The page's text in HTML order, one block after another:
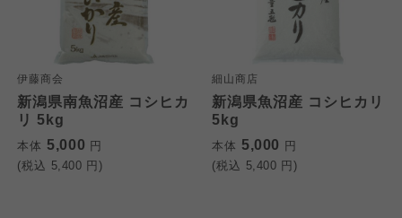
伊藤商会
新潟県南魚沼産 コシヒカ
リ 5kg
本体 5,000 円
(税込 5,400 円)
細山商店
新潟県魚沼産 コシヒカリ
5kg
本体 5,000 円
(税込 5,400 円)